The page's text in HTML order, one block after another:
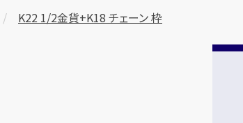
K22 1/2金貨+K18 チェーン 枠